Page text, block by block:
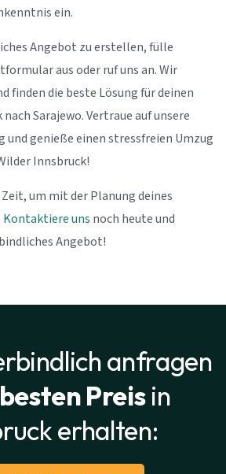
ein.
Angebot zu erstellen, fülle
aus oder ruf uns an. Wir
finden die beste Lösung für deinen
Sarajewo. Vertraue auf unsere
und genieße einen stressfreien Umzug
Innsbruck!
um mit der Planung deines
Kontaktiere uns noch heute und
Angebot!
anfragen
besten Preisin
erhalten: